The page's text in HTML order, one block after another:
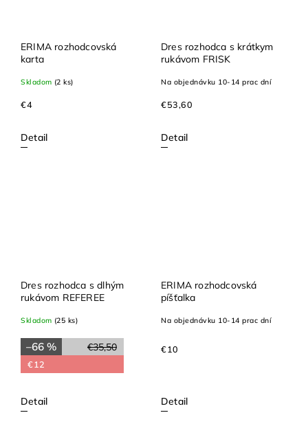
ERIMA rozhodcovská
karta
Skladom (2 ks)
€4
Detail
Dres rozhodca s krátkym
rukávom FRISK
Na objednávku 10-14 prac dní
€53,60
Detail
Dres rozhodca s dlhým
rukávom REFEREE
Skladom (25 ks)
€35,50
–66 %
€12
Detail
ERIMA rozhodcovská
píšťalka
Na objednávku 10-14 prac dní
€10
Detail